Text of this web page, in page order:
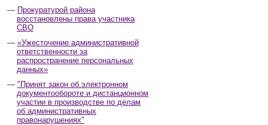
Прокуратурой района
восстановлены права участника
СВО
«Ужесточение административной
ответственности за
распространение персональных
данных»
"Принят закон об электронном
документообороте и дистанционном
участии в производстве по делам
об административных
правонарушениях"